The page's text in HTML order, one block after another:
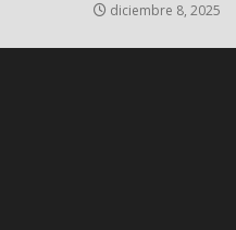
diciembre 8, 2025